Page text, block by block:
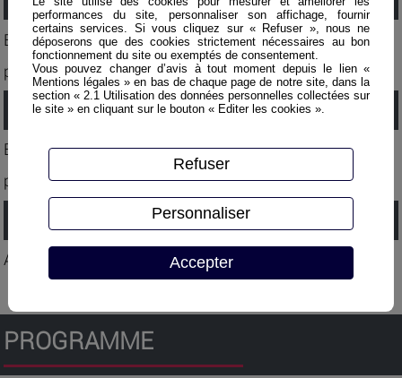
Exposés théoriques, travaux de groupe, exercices
pratiques, etc.
Evaluation :
Evaluation continue des stagiaires lors des exercices
pratiques.
Attestation de stage.
PROGRAMME
performances du site, personnaliser son affichage, fournir
certains services. Si vous cliquez sur « Refuser », nous ne
déposerons que des cookies strictement nécessaires au bon
fonctionnement du site ou exemptés de consentement.
Vous pouvez changer d’avis à tout moment depuis le lien «
Mentions légales » en bas de chaque page de notre site, dans la
section « 2.1 Utilisation des données personnelles collectées sur
le site » en cliquant sur le bouton « Editer les cookies ».
Accepter
Refuser
Personnaliser